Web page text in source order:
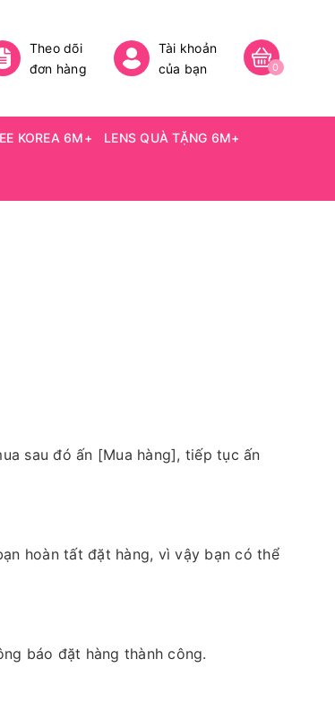
Theo dõi
đơn hàng
Tài khoản
của bạn
0
KOREA 6M+ LENS QUÀ TẶNG 6M+
sau đó ấn [Mua hàng], tiếp tục ấn
hoàn tất đặt hàng, vì vậy bạn có thể
báo đặt hàng thành công.